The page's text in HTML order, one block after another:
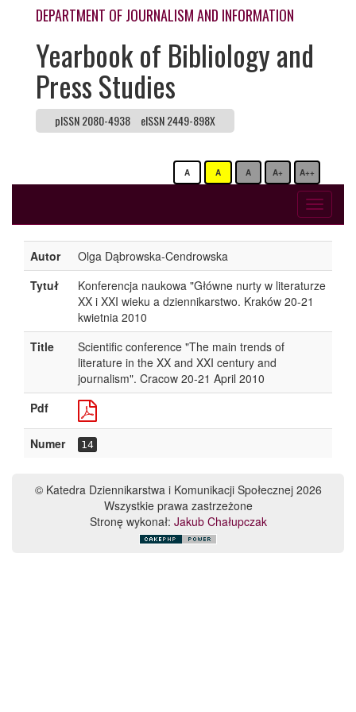
DEPARTMENT OF JOURNALISM AND INFORMATION
Yearbook of Bibliology and
Press Studies
pISSN 2080-4938 eISSN 2449-898X
A A A A+ A++
Toggle
Autor
Olga Dąbrowska-Cendrowska
Tytuł
Konferencja naukowa "Główne nurty w literaturze
XX i XXI wieku a dziennikarstwo. Kraków 20-21
kwietnia 2010
Title
Scientific conference "The main trends of
literature in the XX and XXI century and
journalism". Cracow 20-21 April 2010
Pdf
Numer 14
© Katedra Dziennikarstwa i Komunikacji Społecznej 2026
Wszystkie prawa zastrzeżone
Stronę wykonał: Jakub Chałupczak